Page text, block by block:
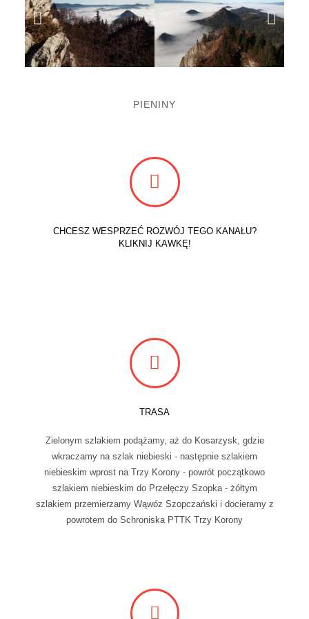
PIENINY
CHCESZ WESPRZEĆ ROZWÓJ TEGO KANAŁU?
KLIKNIJ KAWKĘ!
TRASA
Zielonym szlakiem podążamy, aż do Kosarzysk, gdzie
wkraczamy na szlak niebieski - następnie szlakiem
niebieskim wprost na Trzy Korony - powrót początkowo
szlakiem niebieskim do Przełęczy Szopka - żółtym
szlakiem przemierzamy Wąwóz Szopczański i docieramy z
powrotem do Schroniska PTTK Trzy Korony